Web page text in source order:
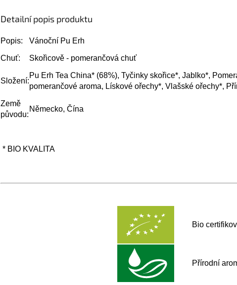
Detailní popis produktu
Popis: Vánoční Pu Erh
Chuť: Skořicově - pomerančová chuť
Složení:
Pu Erh Tea China* (68%), Tyčinky skořice*, Jablko*,
pomerančové aroma, Lískové ořechy*, Vlašské ořechy*,
Země
původu:
Německo, Čína
* BIO KVALITA
Bio
Přírodní